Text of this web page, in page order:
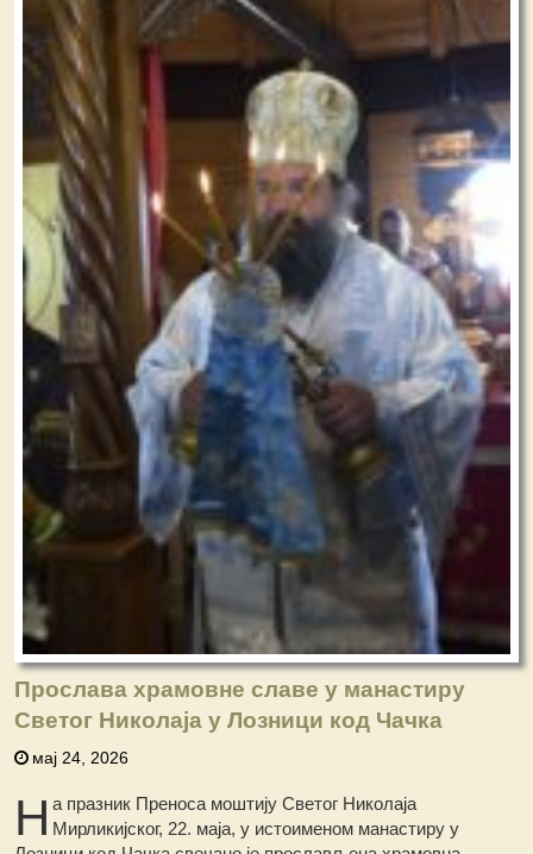
Прослава храмовне славе у манастиру
Светог Николаја у Лозници код Чачка
мај 24, 2026
Н а празник Преноса моштију Светог Николаја
Мирликијског, 22. маја, у истоименом манастиру у